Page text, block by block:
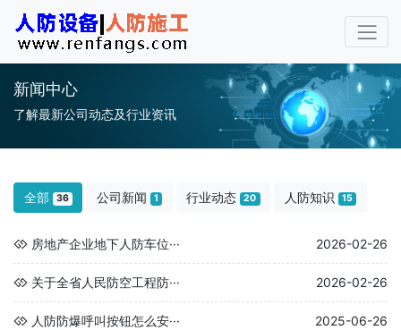
新闻中心
了解最新公司动态及行业资讯
全部 36 公司新闻 1 行业动态 20 人防知识 15
房地产企业地下人防车位··· 2026-02-26
关于全省人民防空工程防··· 2026-02-26
人防防爆呼叫按钮怎么安··· 2025-06-26